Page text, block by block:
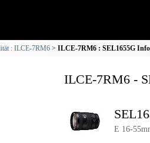
: ILCE-7RM6 ILCE-7RM6 : SEL1655G
ILCE-7RM6 -
E 16-